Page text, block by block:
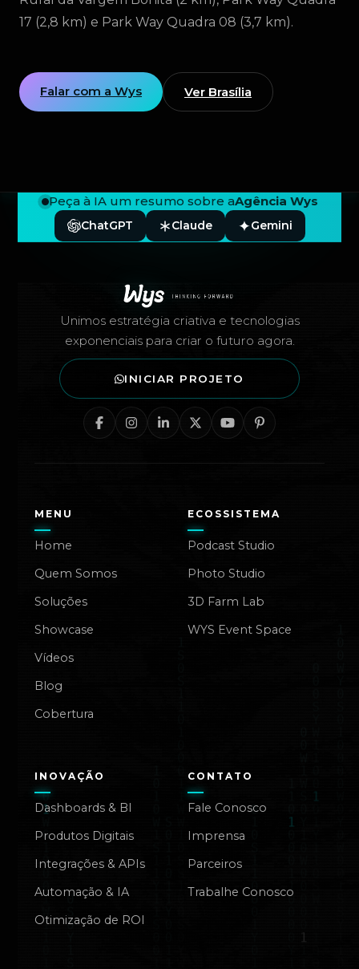
17 (2,8 km) e Park Way Quadra 08 (3,7 km).
Falar com a Wys Ver Brasília
Peça à IA um resumo sobre aAgência Wys
ChatGPT Claude Gemini
Unimos estratégia criativa e tecnologias
exponenciais para criar o futuro agora.
INICIAR PROJETO
MENU
Home
Quem Somos
Soluções
Showcase
Vídeos
Blog
Cobertura
ECOSSISTEMA
Podcast Studio
Photo Studio
3D Farm Lab
WYS Event Space
INOVAÇÃO
Dashboards & BI
Produtos Digitais
Integrações & APIs
Automação & IA
Otimização de ROI
CONTATO
Fale Conosco
Imprensa
Parceiros
Trabalhe Conosco